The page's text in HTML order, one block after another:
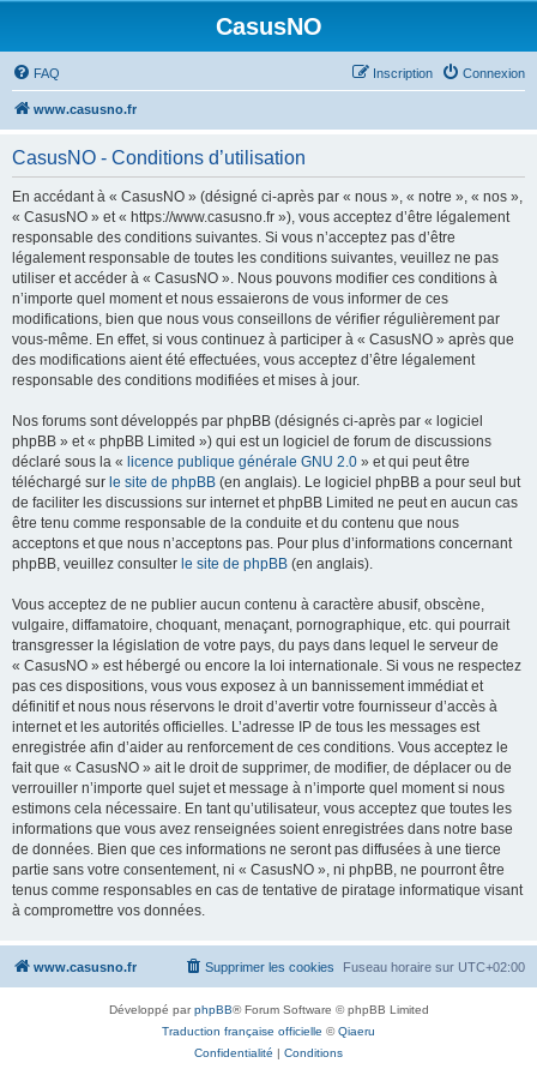
CasusNO
FAQ Connexion
Inscription
www.casusno.fr
CasusNO - Conditions d’utilisation
En accédant à « CasusNO » (désigné ci-après par « nous », « notre », « nos »,
« CasusNO » et « https://www.casusno.fr »), vous acceptez d’être légalement
responsable des conditions suivantes. Si vous n’acceptez pas d’être
légalement responsable de toutes les conditions suivantes, veuillez ne pas
utiliser et accéder à « CasusNO ». Nous pouvons modifier ces conditions à
n’importe quel moment et nous essaierons de vous informer de ces
modifications, bien que nous vous conseillons de vérifier régulièrement par
vous-même. En effet, si vous continuez à participer à « CasusNO » après que
des modifications aient été effectuées, vous acceptez d’être légalement
responsable des conditions modifiées et mises à jour.
Nos forums sont développés par phpBB (désignés ci-après par « logiciel
phpBB » et « phpBB Limited ») qui est un logiciel de forum de discussions
déclaré sous la « licence publique générale GNU 2.0 » et qui peut être
téléchargé sur le site de phpBB (en anglais). Le logiciel phpBB a pour seul but
de faciliter les discussions sur internet et phpBB Limited ne peut en aucun cas
être tenu comme responsable de la conduite et du contenu que nous
acceptons et que nous n’acceptons pas. Pour plus d’informations concernant
phpBB, veuillez consulter le site de phpBB (en anglais).
Vous acceptez de ne publier aucun contenu à caractère abusif, obscène,
vulgaire, diffamatoire, choquant, menaçant, pornographique, etc. qui pourrait
transgresser la législation de votre pays, du pays dans lequel le serveur de
« CasusNO » est hébergé ou encore la loi internationale. Si vous ne respectez
pas ces dispositions, vous vous exposez à un bannissement immédiat et
définitif et nous nous réservons le droit d’avertir votre fournisseur d’accès à
internet et les autorités officielles. L’adresse IP de tous les messages est
enregistrée afin d’aider au renforcement de ces conditions. Vous acceptez le
fait que « CasusNO » ait le droit de supprimer, de modifier, de déplacer ou de
verrouiller n’importe quel sujet et message à n’importe quel moment si nous
estimons cela nécessaire. En tant qu’utilisateur, vous acceptez que toutes les
informations que vous avez renseignées soient enregistrées dans notre base
de données. Bien que ces informations ne seront pas diffusées à une tierce
partie sans votre consentement, ni « CasusNO », ni phpBB, ne pourront être
tenus comme responsables en cas de tentative de piratage informatique visant
à compromettre vos données.
www.casusno.fr Fuseau horaire sur UTC+02:00
Supprimer les cookies
Développé parphpBB® Forum Software © phpBB Limited
Traduction française officielle ©Qiaeru
Confidentialité | Conditions